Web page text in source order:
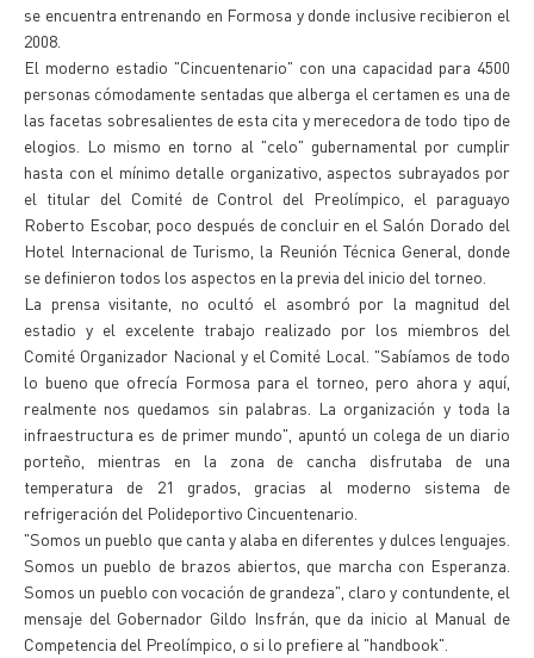
se encuentra entrenando en Formosa y donde inclusive recibieron el
2008.
El moderno estadio "Cincuentenario" con una capacidad para 4500
personas cómodamente sentadas que alberga el certamen es una de
las facetas sobresalientes de esta cita y merecedora de todo tipo de
elogios. Lo mismo en torno al "celo" gubernamental por cumplir
hasta con el mínimo detalle organizativo, aspectos subrayados por
el titular del Comité de Control del Preolímpico, el paraguayo
Roberto Escobar, poco después de concluir en el Salón Dorado del
Hotel Internacional de Turismo, la Reunión Técnica General, donde
se definieron todos los aspectos en la previa del inicio del torneo.
La prensa visitante, no ocultó el asombró por la magnitud del
estadio y el excelente trabajo realizado por los miembros del
Comité Organizador Nacional y el Comité Local. "Sabíamos de todo
lo bueno que ofrecía Formosa para el torneo, pero ahora y aquí,
realmente nos quedamos sin palabras. La organización y toda la
infraestructura es de primer mundo", apuntó un colega de un diario
porteño, mientras en la zona de cancha disfrutaba de una
temperatura de 21 grados, gracias al moderno sistema de
refrigeración del Polideportivo Cincuentenario.
"Somos un pueblo que canta y alaba en diferentes y dulces lenguajes.
Somos un pueblo de brazos abiertos, que marcha con Esperanza.
Somos un pueblo con vocación de grandeza", claro y contundente, el
mensaje del Gobernador Gildo Insfrán, que da inicio al Manual de
Competencia del Preolímpico, o si lo prefiere al "handbook".